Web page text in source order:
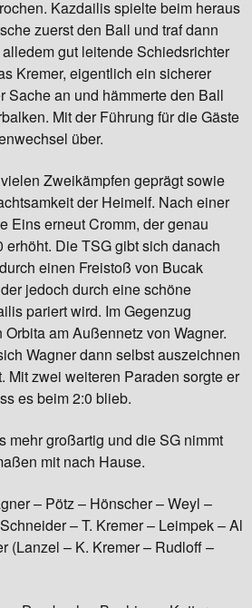
Kazdailis spielte beim heraus
zuerst den Ball und traf dann
gut leitende Schiedsrichter
Kremer, eigentlich ein sicherer
Sache an und hämmerte den Ball
Mit der Führung für die Gäste
über.
Zweikämpfen geprägt sowie
der Heimelf. Nach einer
Eins erneut Cromm, der genau
erhöht. Die TSG gibt sich danach
einen Freistoß von Bucak
jedoch durch eine schöne
pariert wird. Im Gegenzug
am Außennetz von Wagner.
Wagner dann selbst auszeichnen
Mit zwei weiteren Paraden sorgte er
es beim 2:0 blieb.
mehr großartig und die SG nimmt
mit nach Hause.
– Pötz – Hönscher – Weyl –
– T. Kremer – Leimpek – Al
(Lanzel – K. Kremer – Rudloff –